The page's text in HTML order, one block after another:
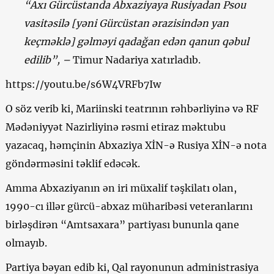
“Axı Gürcüstanda Abxaziyaya Rusiyadan Psou
vasitəsilə [yəni Gürcüstan ərazisindən yan
keçməklə] gəlməyi qadağan edən qanun qəbul
edilib”, –Timur Nadariya xatırladıb.
https://youtu.be/s6W4VRFb7Iw
O söz verib ki, Mariinski teatrının rəhbərliyinə və RF
Mədəniyyət Nazirliyinə rəsmi etiraz məktubu
yazacaq, həmçinin Abxaziya XİN-ə Rusiya XİN-ə nota
göndərməsini təklif edəcək.
Amma Abxaziyanın ən iri müxalif təşkilatı olan,
1990-cı illər gürcü-abxaz müharibəsi veteranlarını
birləşdirən “Amtsaxara” partiyası bununla qane
olmayıb.
Partiya bəyan edib ki, Qal rayonunun administrasiya